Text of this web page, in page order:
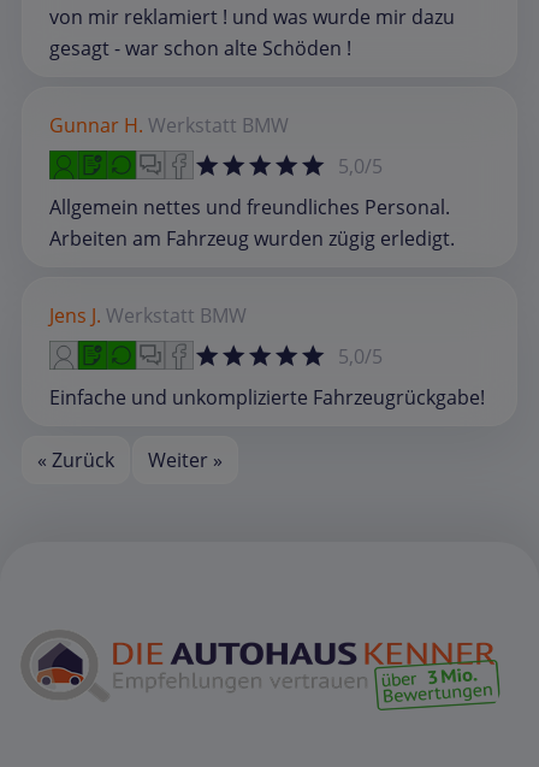
von mir reklamiert ! und was wurde mir dazu
gesagt - war schon alte Schöden !
Gunnar H. Werkstatt BMW
5,0/5
Allgemein nettes und freundliches Personal.
Arbeiten am Fahrzeug wurden zügig erledigt.
Jens J. Werkstatt BMW
5,0/5
Einfache und unkomplizierte Fahrzeugrückgabe!
« Zurück Weiter »